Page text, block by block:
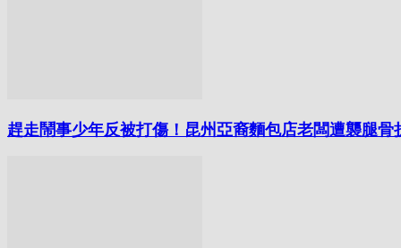
趕走鬧事少年反被打傷！昆州亞裔麵包店老闆遭襲腿骨